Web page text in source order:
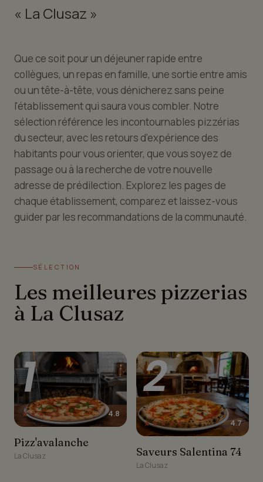
« La Clusaz »
Que ce soit pour un déjeuner rapide entre
collègues, un repas en famille, une sortie entre amis
ou un tête-à-tête, vous dénicherez sans peine
l'établissement qui saura vous combler. Notre
sélection référence les incontournables pizzérias
du secteur, avec les retours d'expérience des
habitants pour vous orienter, que vous soyez de
passage ou à la recherche de votre nouvelle
adresse de prédilection. Explorez les pages de
chaque établissement, comparez et laissez-vous
guider par les recommandations de la communauté.
SÉLECTION
Les meilleures pizzerias
à La Clusaz
Pizz'avalanche
1
★★★★★ 4.8
Pizz'avalanche
La Clusaz
Saveurs Salentina 74
2
★★★★★ 4.7
Saveurs Salentina 74
La Clusaz